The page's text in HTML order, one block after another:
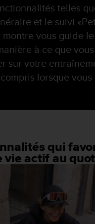
telles
et le suivi
montre vous guide
à ce que
sur votre
lorsque vous
qui
vie actif au